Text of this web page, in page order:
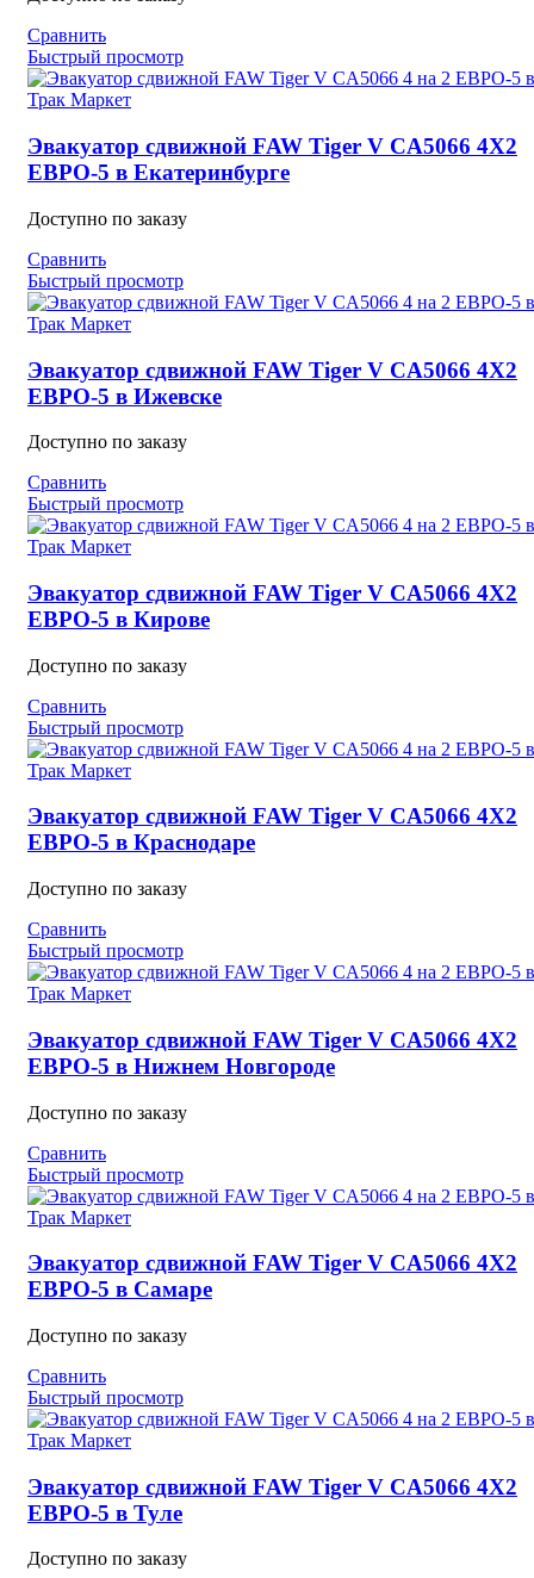
Сравнить
Быстрый просмотр
Эвакуатор сдвижной FAW Tiger V CA5066 4X2
ЕВРО-5 в Екатеринбурге
Доступно по заказу
Сравнить
Быстрый просмотр
Эвакуатор сдвижной FAW Tiger V CA5066 4X2
ЕВРО-5 в Ижевске
Доступно по заказу
Сравнить
Быстрый просмотр
Эвакуатор сдвижной FAW Tiger V CA5066 4X2
ЕВРО-5 в Кирове
Доступно по заказу
Сравнить
Быстрый просмотр
Эвакуатор сдвижной FAW Tiger V CA5066 4X2
ЕВРО-5 в Краснодаре
Доступно по заказу
Сравнить
Быстрый просмотр
Эвакуатор сдвижной FAW Tiger V CA5066 4X2
ЕВРО-5 в Нижнем Новгороде
Доступно по заказу
Сравнить
Быстрый просмотр
Эвакуатор сдвижной FAW Tiger V CA5066 4X2
ЕВРО-5 в Самаре
Доступно по заказу
Сравнить
Быстрый просмотр
Эвакуатор сдвижной FAW Tiger V CA5066 4X2
ЕВРО-5 в Туле
Доступно по заказу